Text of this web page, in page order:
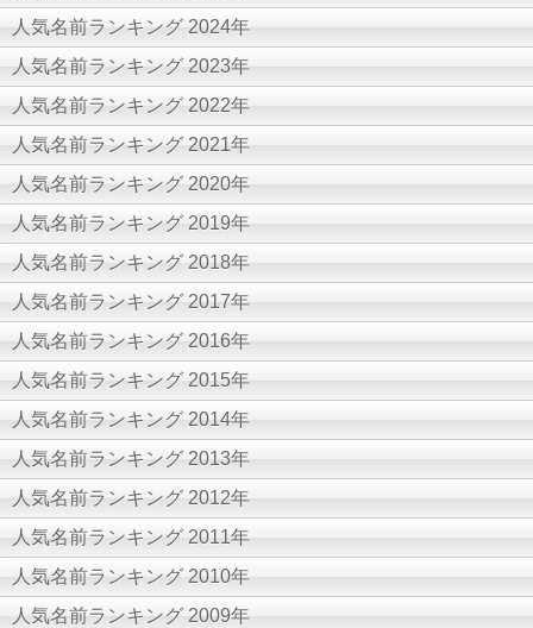
人気名前ランキング 2024年
人気名前ランキング 2023年
人気名前ランキング 2022年
人気名前ランキング 2021年
人気名前ランキング 2020年
人気名前ランキング 2019年
人気名前ランキング 2018年
人気名前ランキング 2017年
人気名前ランキング 2016年
人気名前ランキング 2015年
人気名前ランキング 2014年
人気名前ランキング 2013年
人気名前ランキング 2012年
人気名前ランキング 2011年
人気名前ランキング 2010年
人気名前ランキング 2009年